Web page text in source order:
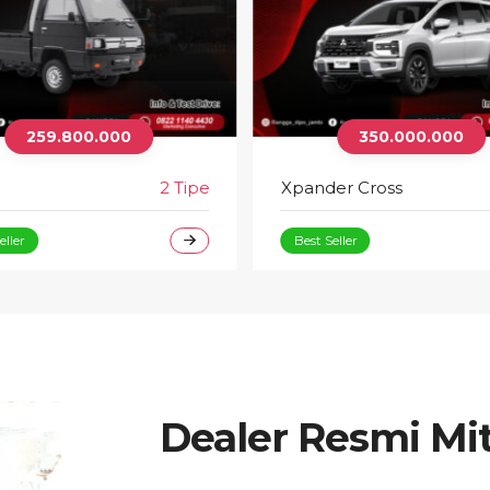
350.000.000
Cross 8 Tipe
NEW CANTER
Promo
Dealer Resmi